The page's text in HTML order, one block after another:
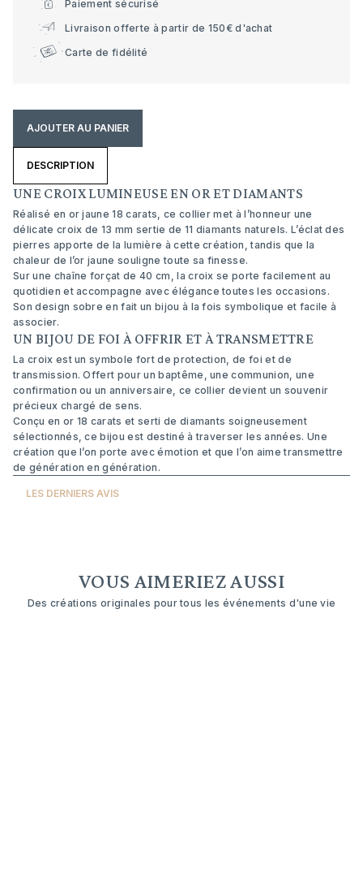
Paiement sécurisé
Livraison offerte à partir de 150€ d'achat
Carte de fidélité
AJOUTER AU PANIER
DESCRIPTION
UNE CROIX LUMINEUSE EN OR ET DIAMANTS
Réalisé en or jaune 18 carats, ce collier met à l’honneur une
délicate croix de 13 mm sertie de 11 diamants naturels. L’éclat des
pierres apporte de la lumière à cette création, tandis que la
chaleur de l’or jaune souligne toute sa finesse.
Sur une chaîne forçat de 40 cm, la croix se porte facilement au
quotidien et accompagne avec élégance toutes les occasions.
Son design sobre en fait un bijou à la fois symbolique et facile à
associer.
UN BIJOU DE FOI À OFFRIR ET À TRANSMETTRE
La croix est un symbole fort de protection, de foi et de
transmission. Offert pour un baptême, une communion, une
confirmation ou un anniversaire, ce collier devient un souvenir
précieux chargé de sens.
Conçu en or 18 carats et serti de diamants soigneusement
sélectionnés, ce bijou est destiné à traverser les années. Une
création que l’on porte avec émotion et que l’on aime transmettre
de génération en génération.
LES DERNIERS AVIS
VOUS AIMERIEZ AUSSI
Des créations originales pour tous les événements d'une vie